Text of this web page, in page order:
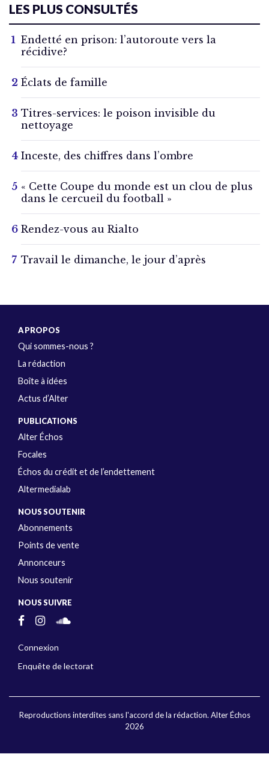
LES PLUS CONSULTÉS
Endetté en prison: l’autoroute vers la
récidive?
Éclats de famille
Titres-services: le poison invisible du
nettoyage
Inceste, des chiffres dans l’ombre
« Cette Coupe du monde est un clou de plus
dans le cercueil du football »
Rendez-vous au Rialto
Travail le dimanche, le jour d’après
A PROPOS
Qui sommes-nous ?
La rédaction
Boîte à idées
Actus d’Alter
PUBLICATIONS
Alter Échos
Focales
Échos du crédit et de l’endettement
Altermedialab
NOUS SOUTENIR
Abonnements
Points de vente
Annonceurs
Nous soutenir
NOUS SUIVRE
Connexion
Enquête de lectorat
Reproductions interdites sans l'accord de la rédaction. Alter Échos
2026